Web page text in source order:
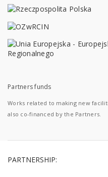
Partners funds
Works related to making new
also co-financed by the Partners.
PARTNERSHIP: